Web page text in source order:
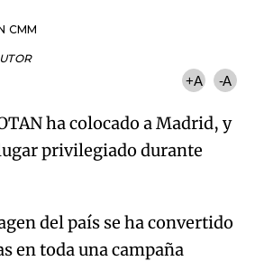
CMM
+A -A
ha colocado a Madrid, y
privilegiado durante
del país se ha convertido
en toda una campaña